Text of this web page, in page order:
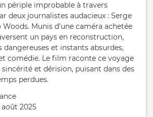
périple improbable à travers
deux journalistes audacieux : Serge
Munis d’une caméra achetée
un pays en reconstruction,
et instants absurdes,
comédie. Le film raconte ce voyage
et dérision, puisant dans des
perdues.
2025